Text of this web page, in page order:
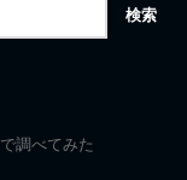
調べてみた